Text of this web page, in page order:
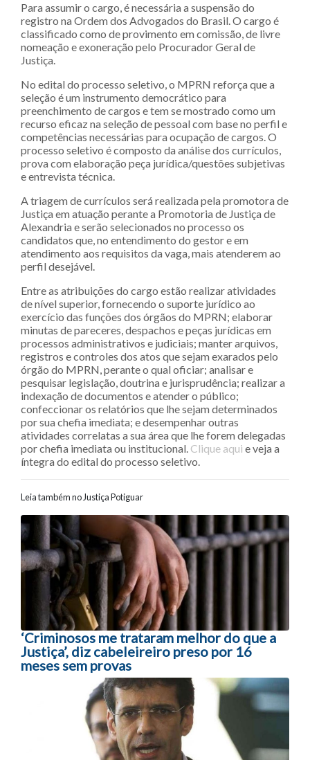
Para assumir o cargo, é necessária a suspensão do
registro na Ordem dos Advogados do Brasil. O cargo é
classificado como de provimento em comissão, de livre
nomeação e exoneração pelo Procurador Geral de
Justiça.
No edital do processo seletivo, o MPRN reforça que a
seleção é um instrumento democrático para
preenchimento de cargos e tem se mostrado como um
recurso eficaz na seleção de pessoal com base no perfil e
competências necessárias para ocupação de cargos. O
processo seletivo é composto da análise dos currículos,
prova com elaboração peça jurídica/questões subjetivas
e entrevista técnica.
A triagem de currículos será realizada pela promotora de
Justiça em atuação perante a Promotoria de Justiça de
Alexandria e serão selecionados no processo os
candidatos que, no entendimento do gestor e em
atendimento aos requisitos da vaga, mais atenderem ao
perfil desejável.
Entre as atribuições do cargo estão realizar atividades
de nível superior, fornecendo o suporte jurídico ao
exercício das funções dos órgãos do MPRN; elaborar
minutas de pareceres, despachos e peças jurídicas em
processos administrativos e judiciais; manter arquivos,
registros e controles dos atos que sejam exarados pelo
órgão do MPRN, perante o qual oficiar; analisar e
pesquisar legislação, doutrina e jurisprudência; realizar a
indexação de documentos e atender o público;
confeccionar os relatórios que lhe sejam determinados
por sua chefia imediata; e desempenhar outras
atividades correlatas a sua área que lhe forem delegadas
por chefia imediata ou institucional. Clique aqui e veja a
íntegra do edital do processo seletivo.
Leia também no Justiça Potiguar
Navegação entre posts
‘Criminosos me trataram melhor do que a
Justiça’, diz cabeleireiro preso por 16
meses sem provas